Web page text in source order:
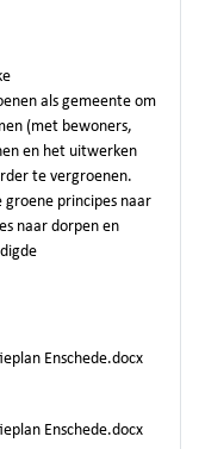
als gemeente om
(met bewoners,
en het uitwerken
te vergroenen.
principes naar
naar dorpen en
Enschede.docx
Enschede.docx